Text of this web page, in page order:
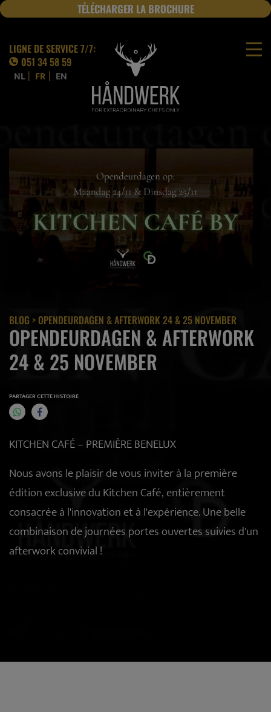
NL | FR | EN
JOBS
TÉLÉCHARGER LA BROCHURE
LIGNE DE SERVICE 7/7:
051 34 58 59
BLOG > OPENDEURDAGEN & AFTERWORK 24 & 25 NOVEMBER
OPENDEURDAGEN & AFTERWORK
24 & 25 NOVEMBER
PARTAGER CETTE HISTOIRE
KITCHEN CAFÉ – PREMIÈRE BENELUX
Nous avons le plaisir de vous inviter à la première
édition exclusive du Kitchen Café, entièrement
consacrée à l'innovation et à l'expérience. Une belle
combinaison de journées portes ouvertes suivies d'un
afterwork convivial !